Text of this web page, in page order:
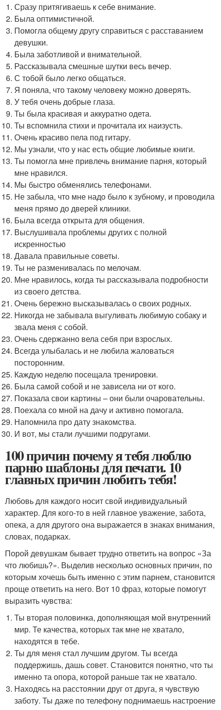
Сразу притягиваешь к себе внимание.
Была оптимистичной.
Помогла общему другу справиться с расставанием
девушки.
Была заботливой и внимательной.
Рассказывала смешные шутки весь вечер.
С тобой было легко общаться.
Я поняла, что такому человеку можно доверять.
У тебя очень добрые глаза.
Ты была красивая и аккуратно одета.
Ты вспомнила стихи и прочитала их наизусть.
Очень красиво пела под гитару.
Мы узнали, что у нас есть общие любимые книги.
Ты помогла мне привлечь внимание парня, который
мне нравился.
Мы быстро обменялись телефонами.
Не забыла, что мне надо было к зубному, и проводила
меня прямо до дверей клиники.
Была всегда открыта для общения.
Выслушивала проблемы других с полной
искренностью
Давала правильные советы.
Ты не разменивалась по мелочам.
Мне нравилось, когда ты рассказывала подробности
из своего детства.
Очень бережно высказывалась о своих родных.
Никогда не забывала выгуливать любимую собаку и
звала меня с собой.
Очень сдержанно вела себя при взрослых.
Всегда улыбалась и не любила жаловаться
посторонним.
Каждую неделю посещала тренировки.
Была самой собой и не зависела ни от кого.
Показала свои картины – они были очаровательны.
Поехала со мной на дачу и активно помогала.
Напомнила про дату знакомства.
И вот, мы стали лучшими подругами.
100 причин почему я тебя люблю
парню шаблоны для печати. 10
главных причин любить тебя!
Любовь для каждого носит свой индивидуальный
характер. Для кого-то в ней главное уважение, забота,
опека, а для другого она выражается в знаках внимания,
словах, подарках.
Порой девушкам бывает трудно ответить на вопрос «За
что любишь?». Выделив несколько основных причин, по
которым хочешь быть именно с этим парнем, становится
проще ответить на него. Вот 10 фраз, которые помогут
выразить чувства:
Ты вторая половинка, дополняющая мой внутренний
мир. Те качества, которых так мне не хватало,
находятся в тебе.
Ты для меня стал лучшим другом. Ты всегда
поддержишь, дашь совет. Становится понятно, что ты
именно та опора, которой раньше так не хватало.
Находясь на расстоянии друг от друга, я чувствую
заботу. Ты даже по телефону поднимаешь настроение